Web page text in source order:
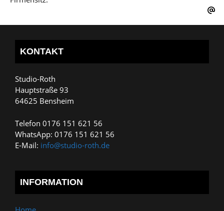
KONTAKT
Studio-Roth
Hauptstraße 93
64625 Bensheim
Telefon 0176 151 621 56
WhatsApp: 0176 151 621 56
E-Mail: info@studio-roth.de
INFORMATION